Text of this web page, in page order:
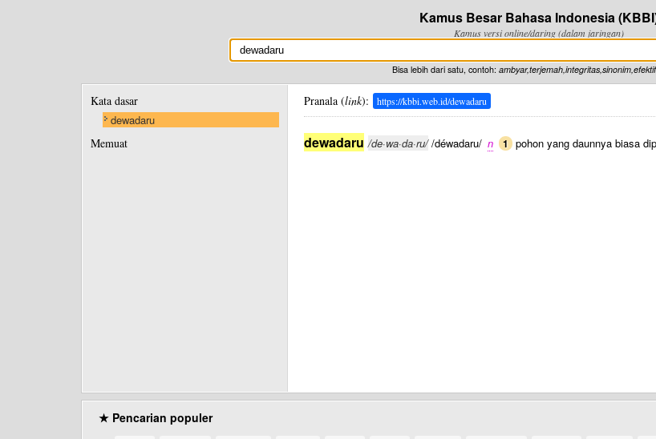
Kamus Besar Bahasa Indonesia
Kamus versi online/daring (dalam jaringan)
Bisa lebih dari satu, contoh:
Kata dasar
dewadaru
Memuat
Pranala (link): https://kbbi.web.id/dewadaru
dewadaru /de·wa·da·ru//déwadaru/ n 1 pohon yang daunnya biasa
★ Pencarian populer